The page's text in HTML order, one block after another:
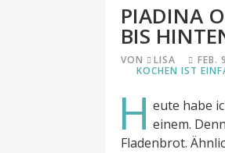
PIADINA
BIS
VON LISA FEB.
KOCHEN IST
H eute habe
einem.
Fladenbrot.